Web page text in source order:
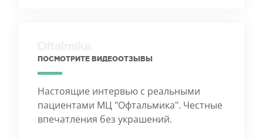
ПОСМОТРИТЕ ВИДЕООТЗЫВЫ
Настоящие интервью с реальными
пациентами МЦ "Офтальмика". Честные
впечатления без украшений.